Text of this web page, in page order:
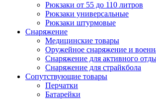
Рюкзаки от 55 до 110 литров
Рюкзаки универсальные
Рюкзаки штурмовые
Снаряжение
Медицинские товары
Оружейное снаряжение и
Снаряжение для активного
Снаряжение для страйкбола
Сопутствующие товары
Перчатки
Батарейки